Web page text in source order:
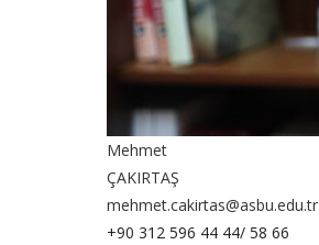
Mehmet
ÇAKIRTAŞ
mehmet.cakirtas@asbu.edu.tr
+90 312 596 44 44/ 58 66